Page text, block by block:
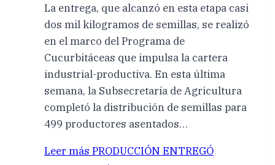
La entrega, que alcanzó en esta etapa casi
dos mil kilogramos de semillas, se realizó
en el marco del Programa de
Cucurbitáceas que impulsa la cartera
industrial-productiva. En esta última
semana, la Subsecretaría de Agricultura
completó la distribución de semillas para
499 productores asentados…
Leer más PRODUCCIÓN ENTREGÓ